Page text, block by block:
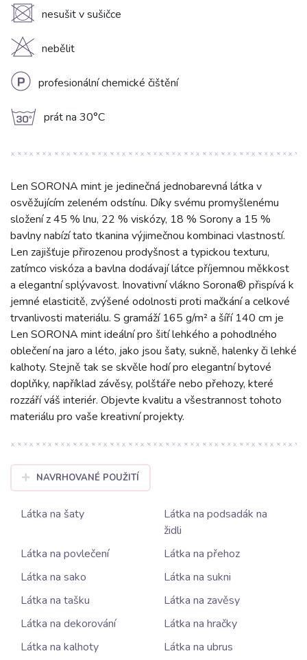
U nesušit v sušičce
H nebělit
L profesionální chemické čištění
g prát na 30°C
Len SORONA mint je jedinečná jednobarevná látka v
osvěžujícím zeleném odstínu. Díky svému promyšlenému
složení z 45 % lnu, 22 % viskózy, 18 % Sorony a 15 %
bavlny nabízí tato tkanina výjimečnou kombinaci vlastností.
Len zajišťuje přirozenou prodyšnost a typickou texturu,
zatímco viskóza a bavlna dodávají látce příjemnou měkkost
a elegantní splývavost. Inovativní vlákno Sorona® přispívá k
jemné elasticitě, zvýšené odolnosti proti mačkání a celkové
trvanlivosti materiálu. S gramáží 165 g/m² a šíří 140 cm je
Len SORONA mint ideální pro šití lehkého a pohodlného
oblečení na jaro a léto, jako jsou šaty, sukně, halenky či lehké
kalhoty. Stejně tak se skvěle hodí pro elegantní bytové
doplňky, například závěsy, polštáře nebo přehozy, které
rozzáří váš interiér. Objevte kvalitu a všestrannost tohoto
materiálu pro vaše kreativní projekty.
NAVRHOVANÉ POUŽITÍ
Látka na šaty
Látka na podsadák na
židli
Látka na povlečení
Látka na přehoz
Látka na sako
Látka na sukni
Látka na tašku
Látka na zavěsy
Látka na dekorování
Látka na hračky
Látka na kalhoty
Látka na ubrus